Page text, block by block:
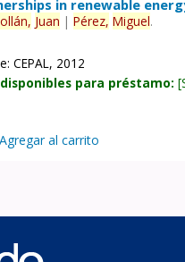
in renewable
Juan |Pérez, Miguel.
CEPAL, 2012
para préstamo:
Agregar al carrito